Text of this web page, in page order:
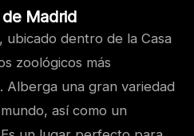
Madrid
ubicado dentro de la Casa
zoológicos más
Alberga una gran variedad
así como un